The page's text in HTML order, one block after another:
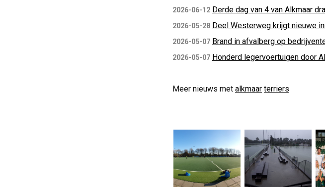
2026-06-12 Derde dag van 4 van Alkmaar
2026-05-28 Deel Westerweg krijgt nieuwe
2026-05-07 Brand in afvalberg op
2026-05-07 Honderd legervoertuigen door
Meer nieuws met alkmaar terriers